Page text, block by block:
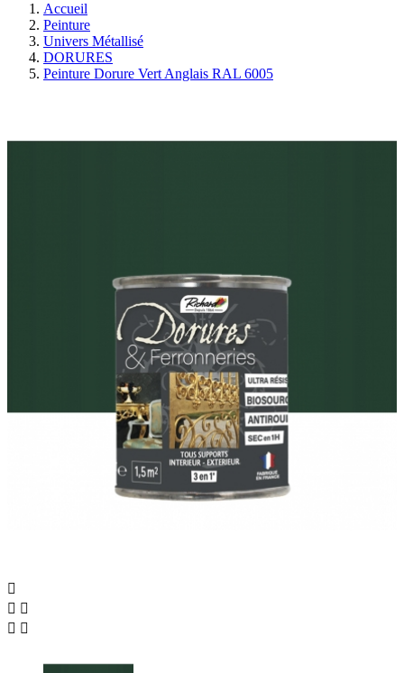
Accueil
Peinture
Univers Métallisé
DORURES
Peinture Dorure Vert Anglais RAL 6005

 
 